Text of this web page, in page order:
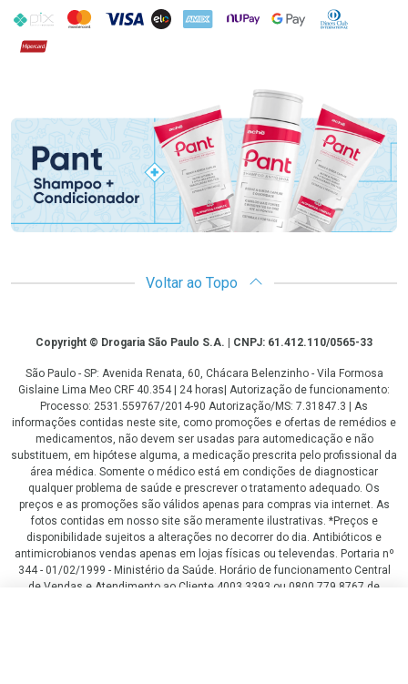
PIX MasterCard
VISA ELO AMEX NuPay Google PayDiners Club
Hipercard
Promoção em Destaque
Voltar ao Topo
CopyrightCopyright © Drogaria São Paulo S.A. | CNPJ: 61.412.110/0565-33
São Paulo - SP: Avenida Renata, 60, Chácara Belenzinho - Vila Formosa
Gislaine Lima Meo CRF 40.354 | 24 horas| Autorização de funcionamento:
Processo: 2531.559767/2014-90 Autorização/MS: 7.31847.3 | As
informações contidas neste site, como promoções e ofertas de remédios e
medicamentos, não devem ser usadas para automedicação e não
substituem, em hipótese alguma, a medicação prescrita pelo profissional da
área médica. Somente o médico está em condições de diagnosticar
qualquer problema de saúde e prescrever o tratamento adequado. Os
preços e as promoções são válidos apenas para compras via internet. As
fotos contidas em nosso site são meramente ilustrativas. *Preços e
disponibilidade sujeitos a alterações no decorrer do dia. Antibióticos e
antimicrobianos vendas apenas em lojas físicas ou televendas. Portaria nº
344 - 01/02/1999 - Ministério da Saúde. Horário de funcionamento Central
de Vendas e Atendimento ao Cliente 4003 3393 ou 0800 779 8767 de